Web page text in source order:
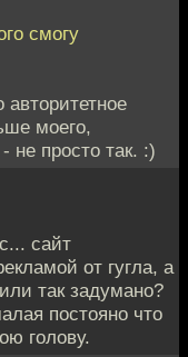
смогу
моего,
не просто так. :)
сайт
от гугла, а
так задумано?
постояно что
голову.